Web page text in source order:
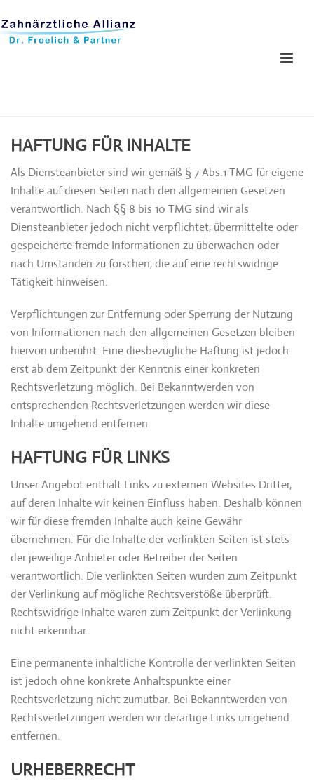
HAFTUNG FÜR INHALTE
Als Diensteanbieter sind wir gemäß § 7 Abs.1 TMG für eigene
Inhalte auf diesen Seiten nach den allgemeinen Gesetzen
verantwortlich. Nach §§ 8 bis 10 TMG sind wir als
Diensteanbieter jedoch nicht verpflichtet, übermittelte oder
gespeicherte fremde Informationen zu überwachen oder
nach Umständen zu forschen, die auf eine rechtswidrige
Tätigkeit hinweisen.
Verpflichtungen zur Entfernung oder Sperrung der Nutzung
von Informationen nach den allgemeinen Gesetzen bleiben
hiervon unberührt. Eine diesbezügliche Haftung ist jedoch
erst ab dem Zeitpunkt der Kenntnis einer konkreten
Rechtsverletzung möglich. Bei Bekanntwerden von
entsprechenden Rechtsverletzungen werden wir diese
Inhalte umgehend entfernen.
HAFTUNG FÜR LINKS
Unser Angebot enthält Links zu externen Websites Dritter,
auf deren Inhalte wir keinen Einfluss haben. Deshalb können
wir für diese fremden Inhalte auch keine Gewähr
übernehmen. Für die Inhalte der verlinkten Seiten ist stets
der jeweilige Anbieter oder Betreiber der Seiten
verantwortlich. Die verlinkten Seiten wurden zum Zeitpunkt
der Verlinkung auf mögliche Rechtsverstöße überprüft.
Rechtswidrige Inhalte waren zum Zeitpunkt der Verlinkung
nicht erkennbar.
Eine permanente inhaltliche Kontrolle der verlinkten Seiten
ist jedoch ohne konkrete Anhaltspunkte einer
Rechtsverletzung nicht zumutbar. Bei Bekanntwerden von
Rechtsverletzungen werden wir derartige Links umgehend
entfernen.
URHEBERRECHT